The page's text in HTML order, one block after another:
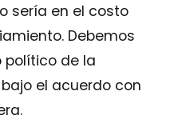
sería en el costo
Debemos
político de la
el acuerdo con